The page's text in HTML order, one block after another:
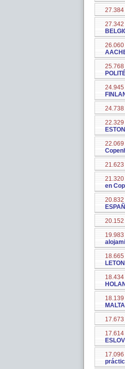
27.384
27.342
26.060
25.768
24.945
24.738
22.329
22.069
21.623
21.320
en
20.832
20.152
19.983
18.665
18.434
18.139
MALTA
17.673
17.614
17.096